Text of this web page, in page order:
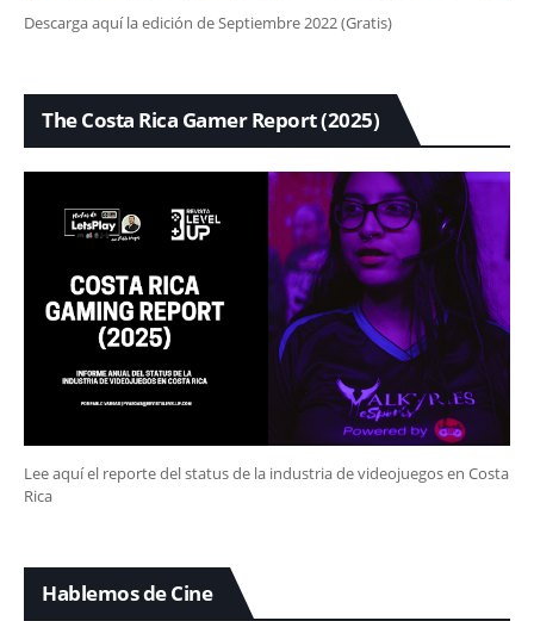
Descarga aquí la edición de Septiembre 2022 (Gratis)
The Costa Rica Gamer Report (2025)
Lee aquí el reporte del status de la industria de videojuegos en Costa
Rica
Hablemos de Cine